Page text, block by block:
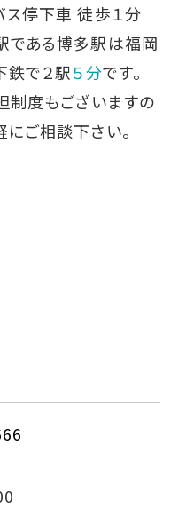
ス停下車 徒歩１分
である博多駅は福岡
鉄で２駅５分です。
制度もございますの
ご相談下さい。